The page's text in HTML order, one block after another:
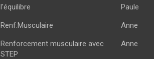
l'équilibre
Paule
Renf.Musculaire Anne
Renforcement musculaire avec
STEP
Anne